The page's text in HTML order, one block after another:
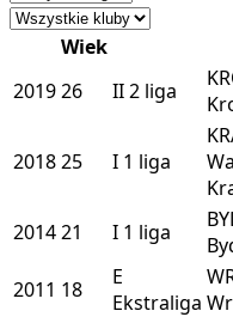
Wiek
201926 II2 liga
201825 I 1 liga
201421 I 1 liga
2011 18
E
Ekstraliga